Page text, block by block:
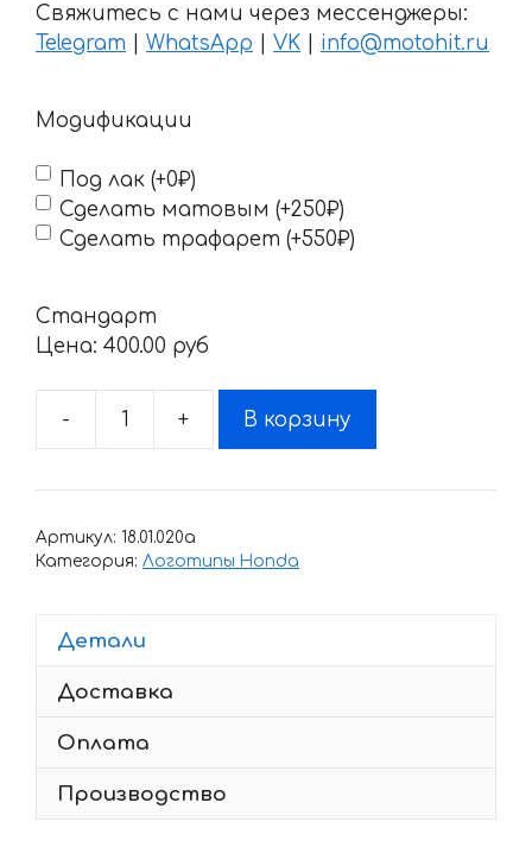
Свяжитесь с нами через мессенджеры:
Telegram
WhatsApp VK info@motohit.ru
Модификации
Под лак (+0₽)
Сделать матовым (+250₽)
Сделать трафарет (+550₽)
Стандарт
Цена: 400.00 pyб
-
Количество
Наклейка
CBR-
+ В корзину
Артикул: 18.01.020a
Категория: Логотипы Honda
Детали
Доставка
Оплата
Производство